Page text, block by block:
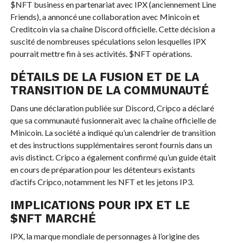
$NFT business en partenariat avec IPX (anciennement Line
Friends), a annoncé une collaboration avec Minicoin et
Creditcoin via sa chaîne Discord officielle. Cette décision a
suscité de nombreuses spéculations selon lesquelles IPX
pourrait mettre fin à ses activités. $NFT opérations.
DÉTAILS DE LA FUSION ET DE LA
TRANSITION DE LA COMMUNAUTÉ
Dans une déclaration publiée sur Discord, Cripco a déclaré
que sa communauté fusionnerait avec la chaîne officielle de
Minicoin. La société a indiqué qu’un calendrier de transition
et des instructions supplémentaires seront fournis dans un
avis distinct. Cripco a également confirmé qu’un guide était
en cours de préparation pour les détenteurs existants
d’actifs Cripco, notamment les NFT et les jetons IP3.
IMPLICATIONS POUR IPX ET LE
$NFT MARCHÉ
IPX, la marque mondiale de personnages à l’origine des